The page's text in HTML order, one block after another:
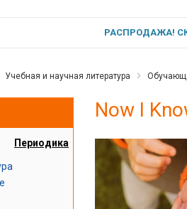
РАСПРОДАЖА!
Учебная и научная литература
Периодика
Now I